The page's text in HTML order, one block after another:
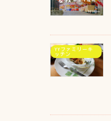
YYファミリーキ
ッチン